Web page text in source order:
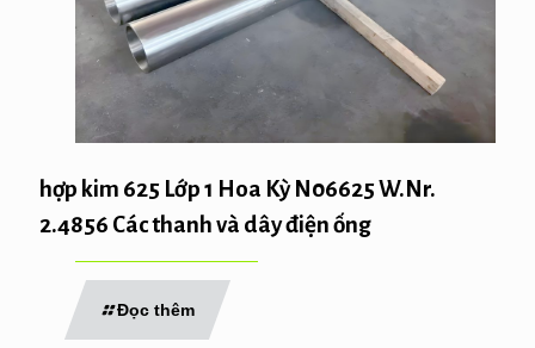
hợp kim 625 Lớp 1 Hoa Kỳ N06625 W.Nr.
2.4856 Các thanh và dây điện ống
Đọc thêm